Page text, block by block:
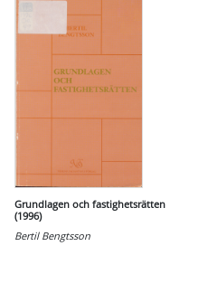
Grundlagen och fastighetsrätten
(1996)
Bertil Bengtsson